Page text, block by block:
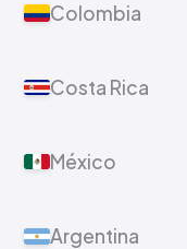
Colombia
Costa Rica
México
Argentina